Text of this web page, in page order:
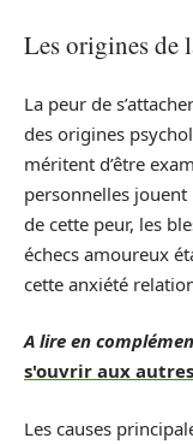
Les origines de
La peur de
des origines
méritent d’être
personnelles
de cette peur, les
échecs amoureux
cette anxiété
A lire en
s'ouvrir aux
Les causes